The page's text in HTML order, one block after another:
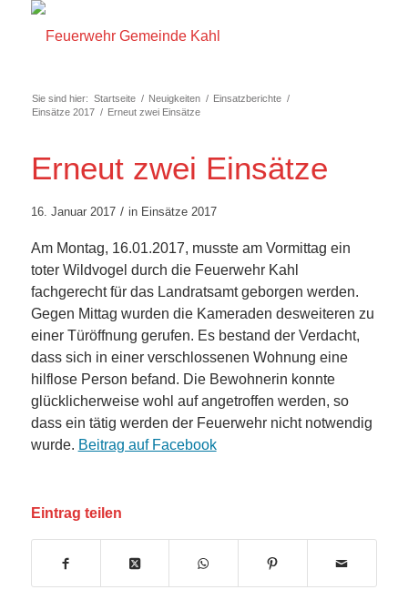
Sie sind hier: Startseite / Neuigkeiten / Einsatzberichte /
Einsätze 2017 / Erneut zwei Einsätze
Erneut zwei Einsätze
16. Januar 2017 / in Einsätze 2017
Am Montag, 16.01.2017, musste am Vormittag ein
toter Wildvogel durch die Feuerwehr Kahl
fachgerecht für das Landratsamt geborgen werden.
Gegen Mittag wurden die Kameraden desweiteren zu
einer Türöffnung gerufen. Es bestand der Verdacht,
dass sich in einer verschlossenen Wohnung eine
hilflose Person befand. Die Bewohnerin konnte
glücklicherweise wohl auf angetroffen werden, so
dass ein tätig werden der Feuerwehr nicht notwendig
wurde. Beitrag auf Facebook
Eintrag teilen